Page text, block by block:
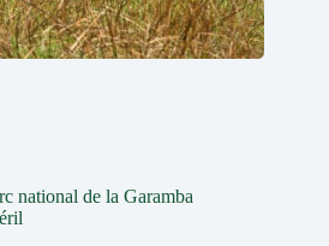
national de la Garamba